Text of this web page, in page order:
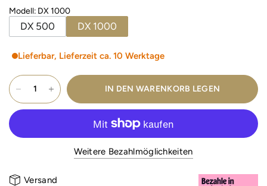
hochwertige Zubehör ermöglicht es Ihnen, Fleisch und andere
Lebensmittel unter idealen Bedingungen zu reifen und zu
lagern, um beste Qualität zu gewährleisten.
Gerne können zusätzliche Ersatzteile (UVC Lampen sowie
Im Lieferumfang enthalten:
1 x Einschieberost
Modell: DX 1000
DX 500 DX 1000
Lieferbar, Lieferzeit ca. 10 Werktage
IN DEN WARENKORB LEGEN
Weitere Bezahlmöglichkeiten
Versand